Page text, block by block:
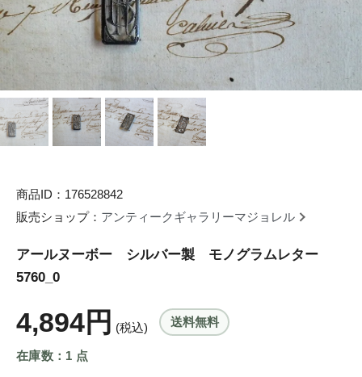
商品ID：176528842
販売ショップ： アンティークギャラリーマジョレル
アールヌーボー シルバー製 モノグラムレター
5760_0
4,894円 (税込) 送料無料
在庫数：1 点